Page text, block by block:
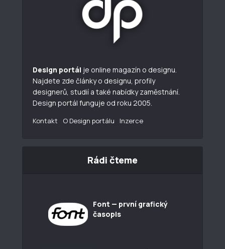
Design portál je online magazín o designu.
Najdete zde články o designu, profily
designerů, studií a také nabídky zaměstnání.
Design portál funguje od roku 2005.
Kontakt O Design portálu Inzerce
Rádi čteme
Font — první grafický
časopis